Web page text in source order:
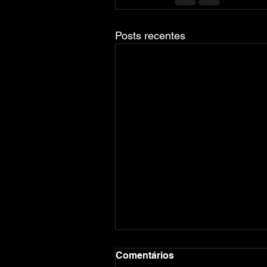
Posts recentes
Comentários